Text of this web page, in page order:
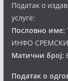
Податак о
услуге:
Пословно име:
ИНФО
Матични број:
Податак о